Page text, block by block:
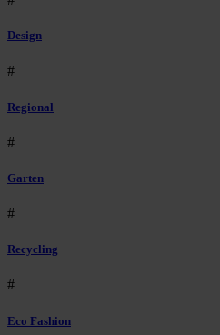
Design
#
Regional
#
Garten
#
Recycling
#
Eco Fashion